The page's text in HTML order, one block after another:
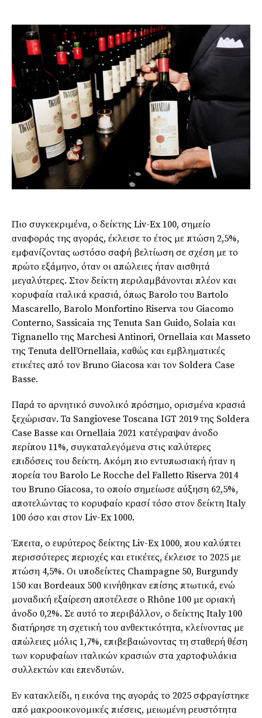
Πιο συγκεκριμένα, ο δείκτης Liv-Ex 100, σημείο
αναφοράς της αγοράς, έκλεισε το έτος με πτώση 2,5%,
εμφανίζοντας ωστόσο σαφή βελτίωση σε σχέση με το
πρώτο εξάμηνο, όταν οι απώλειες ήταν αισθητά
μεγαλύτερες. Στον δείκτη περιλαμβάνονται πλέον και
κορυφαία ιταλικά κρασιά, όπως Barolo του Bartolo
Mascarello, Barolo Monfortino Riserva του Giacomo
Conterno, Sassicaia της Tenuta San Guido, Solaia και
Tignanello της Marchesi Antinori, Ornellaia και Masseto
της Tenuta dell’Ornellaia, καθώς και εμβληματικές
ετικέτες από τον Bruno Giacosa και τον Soldera Case
Basse.
Παρά το αρνητικό συνολικό πρόσημο, ορισμένα κρασιά
ξεχώρισαν. Τα Sangiovese Toscana IGT 2019 της Soldera
Case Basse και Ornellaia 2021 κατέγραψαν άνοδο
περίπου 11%, συγκαταλεγόμενα στις καλύτερες
επιδόσεις του δείκτη. Ακόμη πιο εντυπωσιακή ήταν η
πορεία του Barolo Le Rocche del Falletto Riserva 2014
του Bruno Giacosa, το οποίο σημείωσε αύξηση 62,5%,
αποτελώντας το κορυφαίο κρασί τόσο στον δείκτη Italy
100 όσο και στον Liv-Ex 1000.
Έπειτα, ο ευρύτερος δείκτης Liv-Ex 1000, που καλύπτει
περισσότερες περιοχές και ετικέτες, έκλεισε το 2025 με
πτώση 4,5%. Οι υποδείκτες Champagne 50, Burgundy
150 και Bordeaux 500 κινήθηκαν επίσης πτωτικά, ενώ
μοναδική εξαίρεση αποτέλεσε ο Rhône 100 με οριακή
άνοδο 0,2%. Σε αυτό το περιβάλλον, ο δείκτης Italy 100
διατήρησε τη σχετική του ανθεκτικότητα, κλείνοντας με
απώλειες μόλις 1,7%, επιβεβαιώνοντας τη σταθερή θέση
των κορυφαίων ιταλικών κρασιών στα χαρτοφυλάκια
συλλεκτών και επενδυτών.
Εν κατακλείδι, η εικόνα της αγοράς το 2025 σφραγίστηκε
από μακροοικονομικές πιέσεις, μειωμένη ρευστότητα